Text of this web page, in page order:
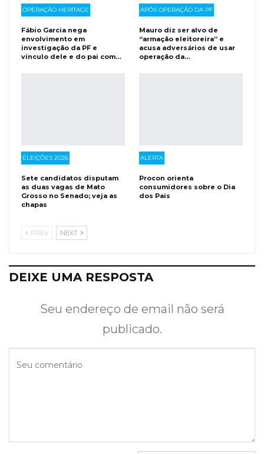
OPERAÇÃO HERITAGE
Fábio Garcia nega
envolvimento em
investigação da PF e
vínculo dele e do pai com…
APÓS OPERAÇÃO DA PF
Mauro diz ser alvo de
“armação eleitoreira” e
acusa adversários de usar
operação da…
ELEIÇÕES 2026
Sete candidatos disputam
as duas vagas de Mato
Grosso no Senado; veja as
chapas
ALERTA
Procon orienta
consumidores sobre o Dia
dos Pais
PREV NEXT
DEIXE UMA RESPOSTA
Seu endereço de email não será
publicado.